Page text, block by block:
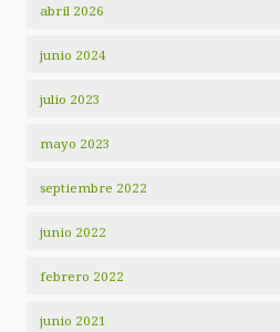
abril 2026
junio 2024
julio 2023
mayo 2023
septiembre 2022
junio 2022
febrero 2022
junio 2021